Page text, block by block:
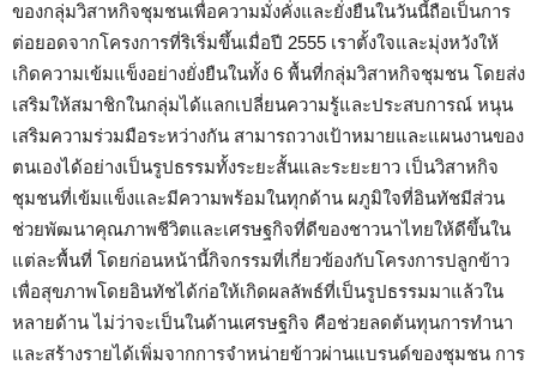
ของกลุ่มวิสาหกิจชุมชนเพื่อความมั่งคั่งและยั่งยืนในวันนี้ถือเป็นการ
ต่อยอดจากโครงการที่ริเริ่มขึ้นเมื่อปี 2555 เราตั้งใจและมุ่งหวังให้
เกิดความเข้มแข็งอย่างยั่งยืนในทั้ง 6 พื้นที่กลุ่มวิสาหกิจชุมชน โดยส่ง
เสริมให้สมาชิกในกลุ่มได้แลกเปลี่ยนความรู้และประสบการณ์ หนุน
เสริมความร่วมมือระหว่างกัน สามารถวางเป้าหมายและแผนงานของ
ตนเองได้อย่างเป็นรูปธรรมทั้งระยะสั้นและระยะยาว เป็นวิสาหกิจ
ชุมชนที่เข้มแข็งและมีความพร้อมในทุกด้าน ผภูมิใจที่อินทัชมีส่วน
ช่วยพัฒนาคุณภาพชีวิตและเศรษฐกิจที่ดีของชาวนาไทยให้ดีขึ้นใน
แต่ละพื้นที่ โดยก่อนหน้านี้กิจกรรมที่เกี่ยวข้องกับโครงการปลูกข้าว
เพื่อสุขภาพโดยอินทัชได้ก่อให้เกิดผลลัพธ์ที่เป็นรูปธรรมมาแล้วใน
หลายด้าน ไม่ว่าจะเป็นในด้านเศรษฐกิจ คือช่วยลดต้นทุนการทำนา
และสร้างรายได้เพิ่มจากการจำหน่ายข้าวผ่านแบรนด์ของชุมชน การ